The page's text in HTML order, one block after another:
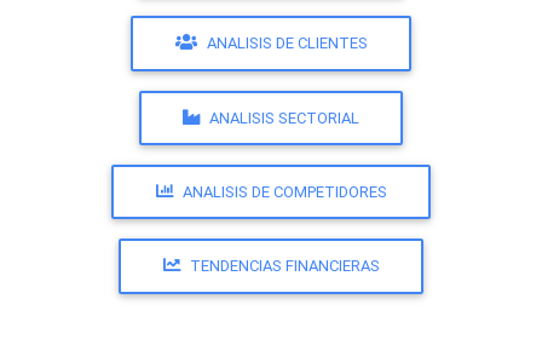
ANALISIS DE CLIENTES
ANALISIS SECTORIAL
ANALISIS DE COMPETIDORES
TENDENCIAS FINANCIERAS